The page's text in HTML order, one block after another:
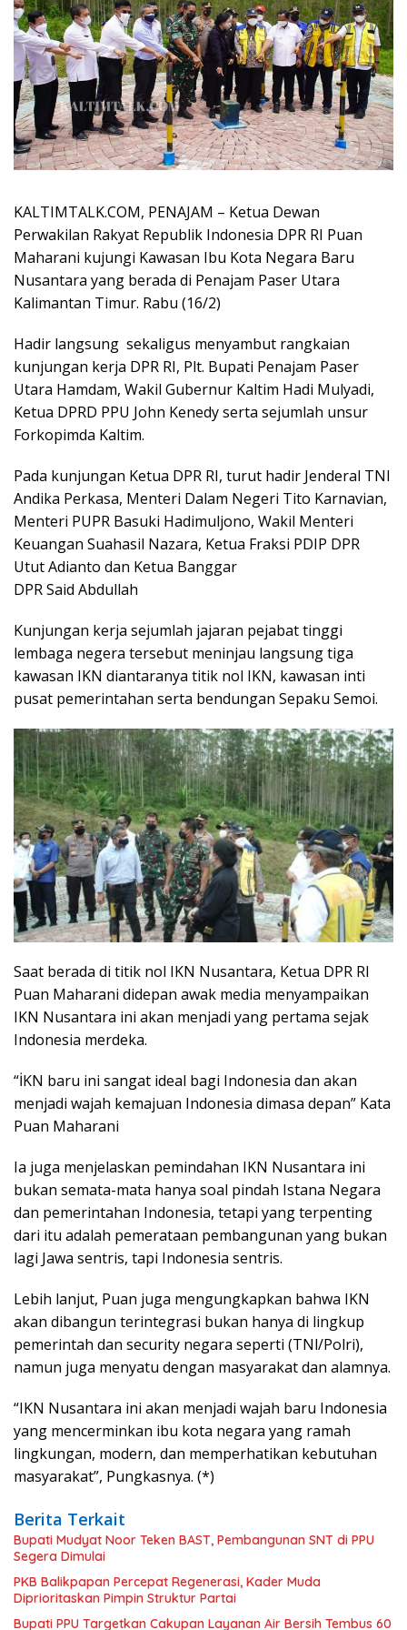
KALTIMTALK.COM, PENAJAM – Ketua Dewan
Perwakilan Rakyat Republik Indonesia DPR RI Puan
Maharani kujungi Kawasan Ibu Kota Negara Baru
Nusantara yang berada di Penajam Paser Utara
Kalimantan Timur. Rabu (16/2)
Hadir langsung sekaligus menyambut rangkaian
kunjungan kerja DPR RI, Plt. Bupati Penajam Paser
Utara Hamdam, Wakil Gubernur Kaltim Hadi Mulyadi,
Ketua DPRD PPU John Kenedy serta sejumlah unsur
Forkopimda Kaltim.
Pada kunjungan Ketua DPR RI, turut hadir Jenderal TNI
Andika Perkasa, Menteri Dalam Negeri Tito Karnavian,
Menteri PUPR Basuki Hadimuljono, Wakil Menteri
Keuangan Suahasil Nazara, Ketua Fraksi PDIP DPR
Utut Adianto dan Ketua Banggar
DPR Said Abdullah
Kunjungan kerja sejumlah jajaran pejabat tinggi
lembaga negera tersebut meninjau langsung tiga
kawasan IKN diantaranya titik nol IKN, kawasan inti
pusat pemerintahan serta bendungan Sepaku Semoi.
Saat berada di titik nol IKN Nusantara, Ketua DPR RI
Puan Maharani didepan awak media menyampaikan
IKN Nusantara ini akan menjadi yang pertama sejak
Indonesia merdeka.
“İKN baru ini sangat ideal bagi Indonesia dan akan
menjadi wajah kemajuan Indonesia dimasa depan” Kata
Puan Maharani
Ia juga menjelaskan pemindahan IKN Nusantara ini
bukan semata-mata hanya soal pindah Istana Negara
dan pemerintahan Indonesia, tetapi yang terpenting
dari itu adalah pemerataan pembangunan yang bukan
lagi Jawa sentris, tapi Indonesia sentris.
Lebih lanjut, Puan juga mengungkapkan bahwa IKN
akan dibangun terintegrasi bukan hanya di lingkup
pemerintah dan security negara seperti (TNl/Polri),
namun juga menyatu dengan masyarakat dan alamnya.
“IKN Nusantara ini akan menjadi wajah baru Indonesia
yang mencerminkan ibu kota negara yang ramah
lingkungan, modern, dan memperhatikan kebutuhan
masyarakat”, Pungkasnya. (*)
Berita Terkait
Bupati Mudyat Noor Teken BAST, Pembangunan SNT di PPU
Segera Dimulai
PKB Balikpapan Percepat Regenerasi, Kader Muda
Diprioritaskan Pimpin Struktur Partai
Bupati PPU Targetkan Cakupan Layanan Air Bersih Tembus 60